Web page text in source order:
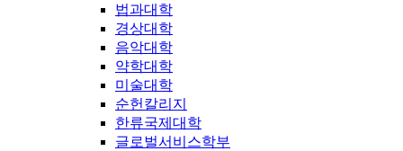
법과대학
경상대학
음악대학
약학대학
미술대학
순헌칼리지
한류국제대학
글로벌서비스학부